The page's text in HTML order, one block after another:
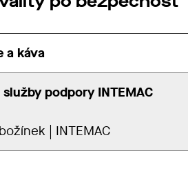
a káva
podpory INTEMAC
| INTEMAC